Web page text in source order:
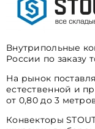
Внутрипольные
России по
На рынок
естественной и
от 0,80 до 3
Конвекторы